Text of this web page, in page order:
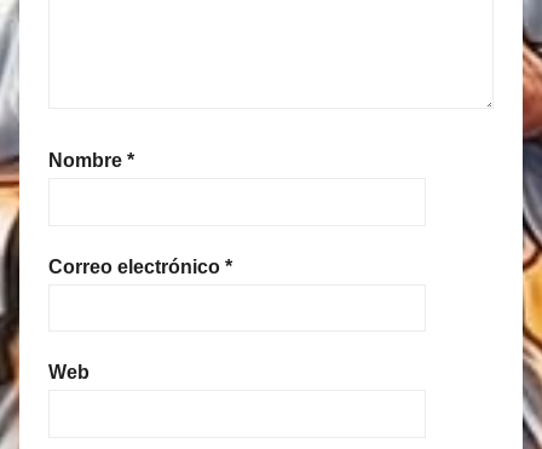
Nombre *
Correo electrónico *
Web